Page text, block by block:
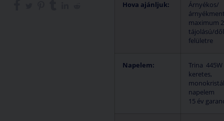
Hova ajánljuk:
Árnyékos/
maximum
tájolású/
felületre
Napelem:
Trina
keretes,
napelem
15 év